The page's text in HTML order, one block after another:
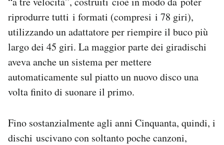
riprodurre tutti i formati (compresi i 78 giri),
utilizzando un adattatore per riempire il buco più
largo dei 45 giri. La maggior parte dei giradischi
aveva anche un sistema per mettere
automaticamente sul piatto un nuovo disco una
volta finito di suonare il primo.
Fino sostanzialmente agli anni Cinquanta, quindi, i
dischi uscivano con soltanto poche canzoni,